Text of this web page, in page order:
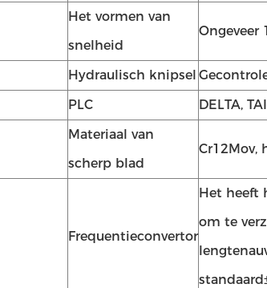
Het vormen van
snelheid
Ongeveer
Hydraulisch knipsel
PLC DELTA,
Materiaal van
scherp blad
Cr12Mov,
Frequentieconvertor
Het heeft
om te